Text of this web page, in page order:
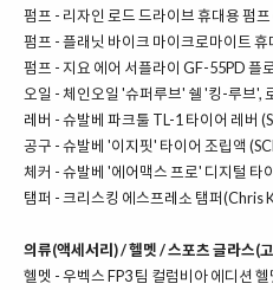
펌프 - 리자인 로드 드라이브 휴대용 펌
펌프 -플래닛 바이크 마이크로마이트
펌프 - 지요 에어 서플라이 GF-55PD 플
오일 -체인오일 '슈퍼루브' 쉘 '킹-루브',
레버 -슈발베 파크툴 TL-1 타이어 레버
공구 -슈발베 '이지핏' 타이어 조립액
체커 -슈발베 '에어맥스 프로' 디지털 타
탬퍼 -크리스킹 에스프레소 탬퍼(Chris
의류(액세서리) / 헬멧 / 스포츠 글라스(
헬멧 -우벡스 FP3 팀 컬럼비아 에디션